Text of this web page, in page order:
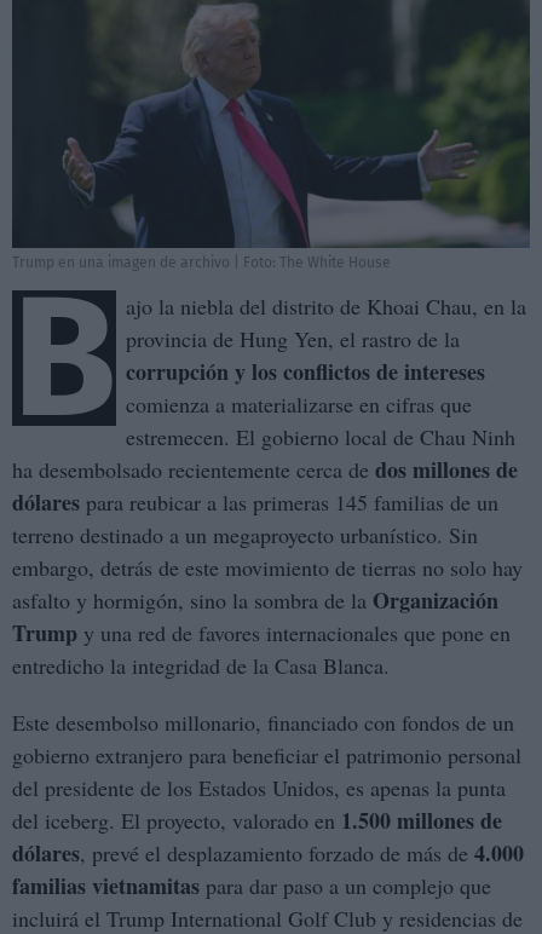
Trump en una imagen de archivo | Foto: The White House
B ajo la niebla del distrito de Khoai Chau, en la
provincia de Hung Yen, el rastro de la
corrupción y los conflictos de intereses
comienza a materializarse en cifras que
estremecen. El gobierno local de Chau Ninh
ha desembolsado recientemente cerca de dos millones de
dólares para reubicar a las primeras 145 familias de un
terreno destinado a un megaproyecto urbanístico. Sin
embargo, detrás de este movimiento de tierras no solo hay
asfalto y hormigón, sino la sombra de la Organización
Trump y una red de favores internacionales que pone en
entredicho la integridad de la Casa Blanca.
Este desembolso millonario, financiado con fondos de un
gobierno extranjero para beneficiar el patrimonio personal
del presidente de los Estados Unidos, es apenas la punta
del iceberg. El proyecto, valorado en 1.500 millones de
dólares, prevé el desplazamiento forzado de más de 4.000
familias vietnamitas para dar paso a un complejo que
incluirá el Trump International Golf Club y residencias de